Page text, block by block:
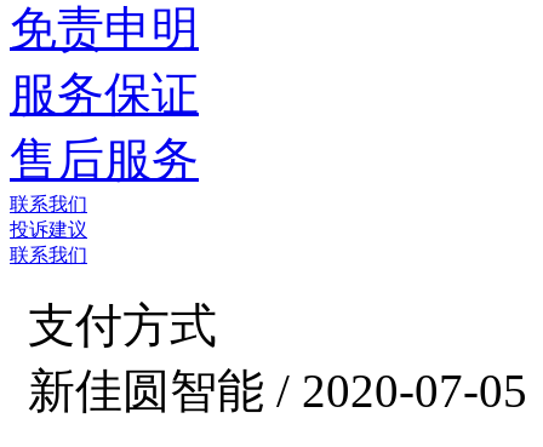
免责申明
服务保证
售后服务
联系我们
投诉建议
联系我们
支付方式
新佳圆智能 / 2020-07-05